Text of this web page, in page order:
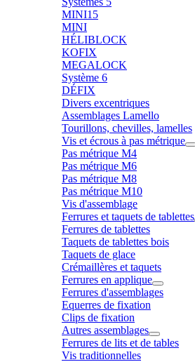
MINI15
MINI
HÉLIBLOCK
KOFIX
MEGALOCK
Système 6
DÉFIX
Divers excentriques
Assemblages Lamello
Tourillons, chevilles, lamelles
Vis et écrous à pas métrique
Pas métrique M4
Pas métrique M6
Pas métrique M8
Pas métrique M10
Vis d'assemblage
Ferrures et taquets de tablettes
Ferrures de tablettes
Taquets de tablettes bois
Taquets de glace
Crémaillères et taquets
Ferrures en applique
Ferrures d'assemblages
Equerres de fixation
Clips de fixation
Autres assemblages
Ferrures de lits et de tables
Vis traditionnelles